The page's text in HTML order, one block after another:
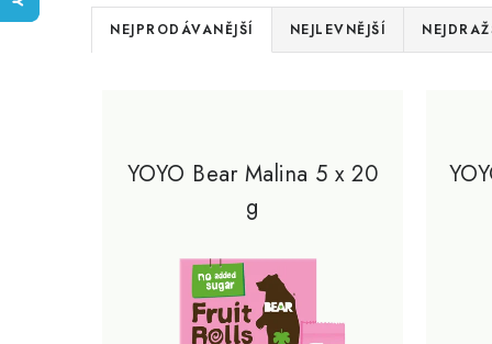
Ř
a
NEJPRODÁVANĚJŠÍ NEJLEVNĚJŠÍ
YOYO Bear Malina 5 x 20
g